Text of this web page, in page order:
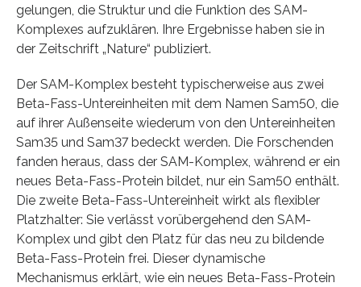
gelungen, die Struktur und die Funktion des SAM-
Komplexes aufzuklären. Ihre Ergebnisse haben sie in
der Zeitschrift „Nature“ publiziert.
Der SAM-Komplex besteht typischerweise aus zwei
Beta-Fass-Untereinheiten mit dem Namen Sam50, die
auf ihrer Außenseite wiederum von den Untereinheiten
Sam35 und Sam37 bedeckt werden. Die Forschenden
fanden heraus, dass der SAM-Komplex, während er ein
neues Beta-Fass-Protein bildet, nur ein Sam50 enthält.
Die zweite Beta-Fass-Untereinheit wirkt als flexibler
Platzhalter: Sie verlässt vorübergehend den SAM-
Komplex und gibt den Platz für das neu zu bildende
Beta-Fass-Protein frei. Dieser dynamische
Mechanismus erklärt, wie ein neues Beta-Fass-Protein